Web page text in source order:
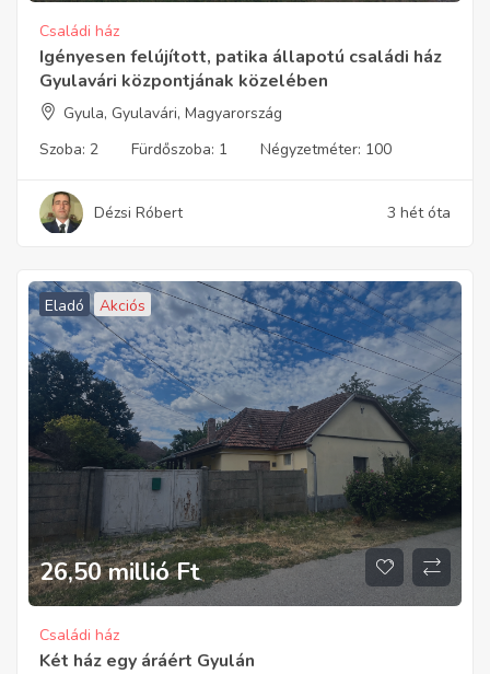
Családi ház
Igényesen felújított, patika állapotú családi ház
Gyulavári központjának közelében
Gyula, Gyulavári, Magyarország
Szoba: 2 Fürdőszoba: 1 Négyzetméter: 100
Dézsi Róbert 3 hét óta
Eladó Akciós
26,50 millió Ft
Családi ház
Két ház egy áráért Gyulán